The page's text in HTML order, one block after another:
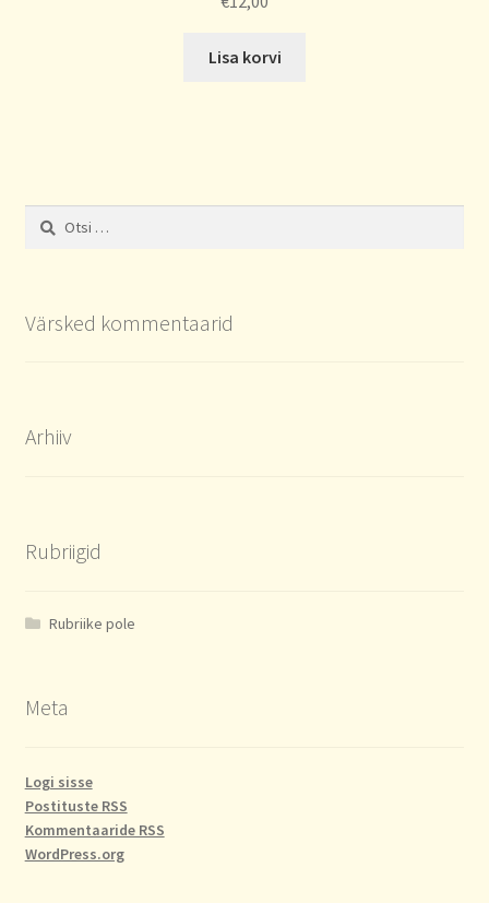
Lisa korvi
Otsi:
Värsked kommentaarid
Arhiiv
Rubriigid
Rubriike pole
Meta
Logi sisse
Postituste RSS
Kommentaaride RSS
WordPress.org